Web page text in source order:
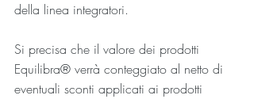
della linea integratori.
Si precisa che il valore dei prodotti
Equilibra® verrà conteggiato al netto di
eventuali sconti applicati ai prodotti